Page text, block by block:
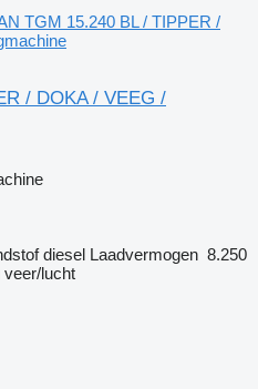
TGM 15.240 BL / TIPPER /
/ DOKA / VEEG /
diesel Laadvermogen 8.250
veer/lucht